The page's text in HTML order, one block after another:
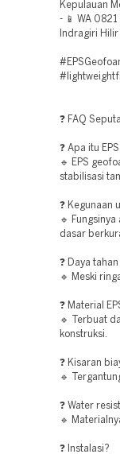
Kepulauan
- 📱 WA
Indragiri Hilir
❓ FAQ
❓ Apa itu
🔹 EPS
stabilisasi
❓ Kegunaan
🔹
dasar
❓ Daya
🔹 Meski
❓ Material
🔹 Terbuat
konstruksi.
❓ Kisaran
🔹
❓ Water
🔹
❓ Instalasi?